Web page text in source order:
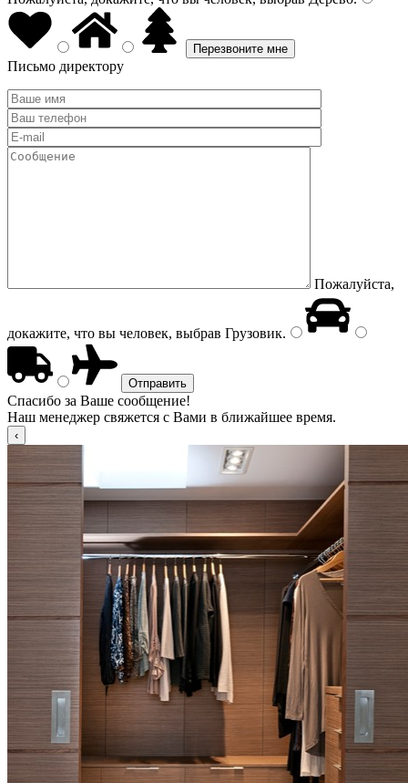
Письмо директору
Пожалуйста,
докажите, что вы человек, выбрав Грузовик.
Спасибо за Ваше сообщение!
Наш менеджер свяжется с Вами в ближайшее время.